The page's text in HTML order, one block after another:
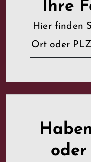
Ihre
Hier finden
oder